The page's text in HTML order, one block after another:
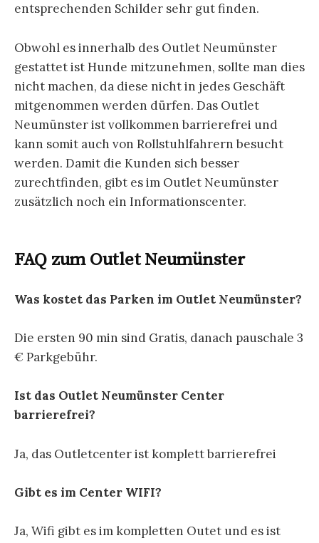
entsprechenden Schilder sehr gut finden.
Obwohl es innerhalb des Outlet Neumünster
gestattet ist Hunde mitzunehmen, sollte man dies
nicht machen, da diese nicht in jedes Geschäft
mitgenommen werden dürfen. Das Outlet
Neumünster ist vollkommen barrierefrei und
kann somit auch von Rollstuhlfahrern besucht
werden. Damit die Kunden sich besser
zurechtfinden, gibt es im Outlet Neumünster
zusätzlich noch ein Informationscenter.
FAQ zum Outlet Neumünster
Was kostet das Parken im Outlet Neumünster?
Die ersten 90 min sind Gratis, danach pauschale 3
€ Parkgebühr.
Ist das Outlet Neumünster Center
barrierefrei?
Ja, das Outletcenter ist komplett barrierefrei
Gibt es im Center WIFI?
Ja, Wifi gibt es im kompletten Outet und es ist